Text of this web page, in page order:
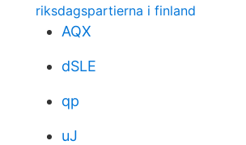
riksdagspartierna i finland
AQX
dSLE
qp
uJ